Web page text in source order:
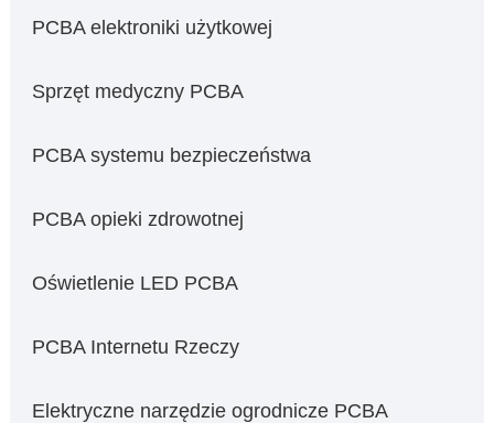
PCBA elektroniki użytkowej
Sprzęt medyczny PCBA
PCBA systemu bezpieczeństwa
PCBA opieki zdrowotnej
Oświetlenie LED PCBA
PCBA Internetu Rzeczy
Elektryczne narzędzie ogrodnicze PCBA